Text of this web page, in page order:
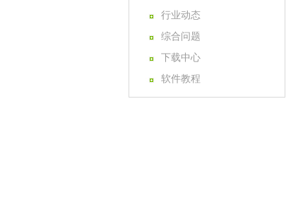
行业动态
综合问题
下载中心
软件教程